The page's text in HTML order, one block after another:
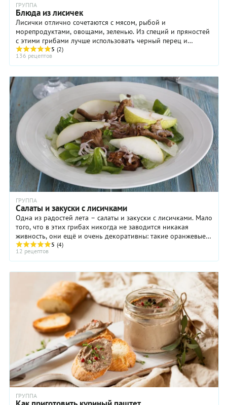
ГРУППА
Блюда из лисичек
Лисички отлично сочетаются с мясом, рыбой и
морепродуктами, овощами, зеленью. Из специй и пряностей
с этими грибами лучше использовать черный перец и
5 (2)
136 рецептов
ГРУППА
Салаты и закуски с лисичками
Одна из радостей лета – салаты и закуски с лисичками. Мало
того, что в этих грибах никогда не заводится никакая
живность, они ещё и очень декоративны: такие оранжевые,
абрикосовые, золотисто ...
5 (4)
12 рецептов
ГРУППА